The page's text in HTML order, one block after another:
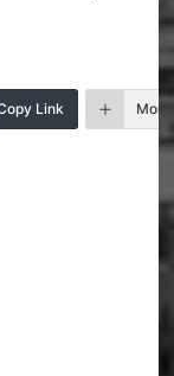
Link More